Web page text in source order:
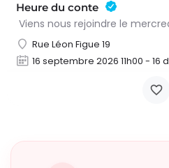
Heure du conte
Rue Léon Figue 19
16 septembre 2026 11h00 - 16